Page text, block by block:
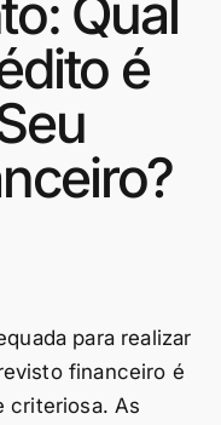
Qual
é
para realizar
financeiro é
criteriosa. As